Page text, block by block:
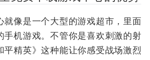
就像是一个大型的游戏超市，里面
手机游戏。不管你是喜欢刺激的射
平精英》这种能让你感受战场激烈